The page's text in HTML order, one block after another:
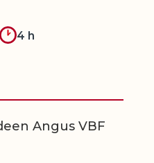
4 h
Angus VBF